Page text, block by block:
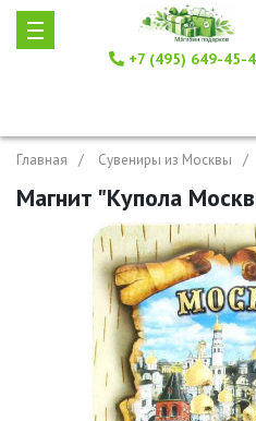
+7 (495) 649-45-
Главная Сувениры из Москвы
Магнит "Купола